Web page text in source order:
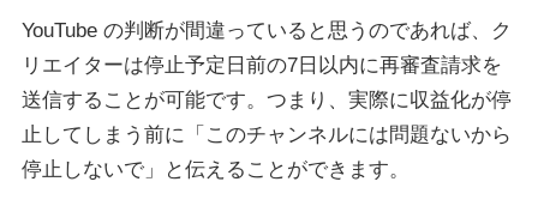
YouTube の判断が間違っていると思うのであれば、ク
リエイターは停止予定日前の7日以内に再審査請求を
送信することが可能です。つまり、実際に収益化が停
止してしまう前に「このチャンネルには問題ないから
停止しないで」と伝えることができます。